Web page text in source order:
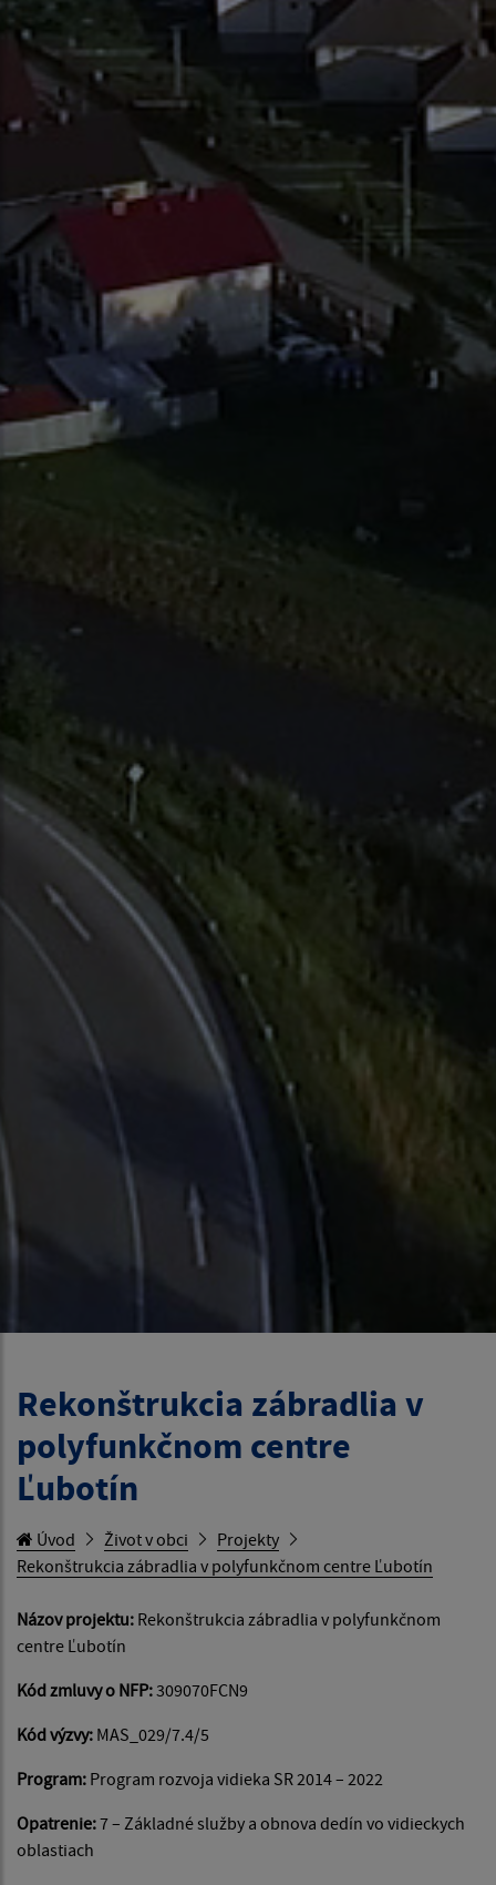
Rekonštrukcia zábradlia v
polyfunkčnom centre
Ľubotín
Úvod Život v obci
Projekty
Rekonštrukcia zábradlia v polyfunkčnom centre Ľubotín
Názov projektu: Rekonštrukcia zábradlia v polyfunkčnom
centre Ľubotín
Kód zmluvy o NFP:309070FCN9
Kód výzvy: MAS_029/7.4/5
Program: Program rozvoja vidieka SR 2014 – 2022
Opatrenie:7 – Základné služby a obnova dedín vo vidieckych
oblastiach